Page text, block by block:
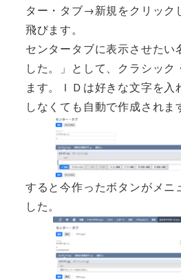
ター・タブ→新規をクリック
飛びます。
センタータブに表示させたい
した。」として、クラシッ
ます。ＩＤは好きな文字を入
しなくても自動で作成されま
すると今作ったボタンがメニ
した。